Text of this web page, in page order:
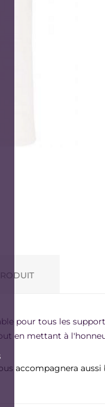
pour tous les
en mettant à
accompagnera